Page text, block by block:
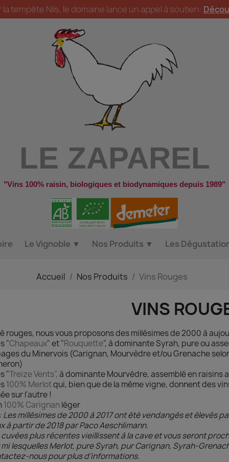
tempête Nils, le domaine lance un appel à soutien:
LE ZAPAREL
"Vins 100% raisin, biologiques et biodynamiques depuis 1989"
Le Vignoble ▼ Nos Produits ▼ Les
Accueil Nos Produits Vins Rouges
VINS
rouges, nous vous proposons des millésimes de 2000 à
"Chapeaux" et "Rouquette", à dominante Syrah, pure ou
du Minervois (Carignan, Mourvèdre et/ou Grenache
"Treize Vents", à dominante Mourvèdre, assemblé en raisins
100% Merlotqui, bien que de la même vigne, donnent des
sur l'autre !
100% Carignan léger
Les millésimes de 2000 à 2017 ont été vendangés et élevés
à partir de 2018 par Paco Aeschlimann.
cuvées plus récentes vieillissent à la cave et vous seront
lesquelles Merlot, pure Syrah, pur Carignan, Syrah-
nous pour plus d'informations.